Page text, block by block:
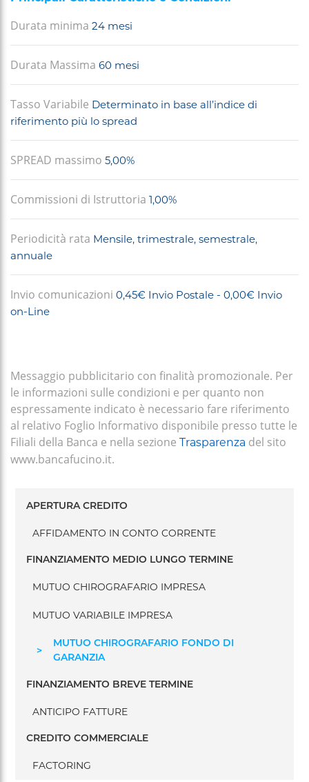
This
shortcut
screen
reader
help
you
navigate
with
the
content.
Durata minima 24 mesi
Durata Massima 60 mesi
Tasso Variabile Determinato in base all’indice di
riferimento più lo spread
SPREAD massimo 5,00%
Commissioni di Istruttoria 1,00%
Periodicità rata Mensile, trimestrale, semestrale,
annuale
Invio comunicazioni 0,45€ Invio Postale - 0,00€ Invio
on-Line
Messaggio pubblicitario con finalità promozionale. Per
le informazioni sulle condizioni e per quanto non
espressamente indicato è necessario fare riferimento
al relativo Foglio Informativo disponibile presso tutte le
Filiali della Banca e nella sezione Trasparenza del sito
www.bancafucino.it.
laterale
finanziamenti
APERTURA CREDITO
AFFIDAMENTO IN CONTO CORRENTE
FINANZIAMENTO MEDIO LUNGO TERMINE
MUTUO CHIROGRAFARIO IMPRESA
MUTUO VARIABILE IMPRESA
MUTUO CHIROGRAFARIO FONDO DI
GARANZIA
FINANZIAMENTO BREVE TERMINE
ANTICIPO FATTURE
CREDITO COMMERCIALE
FACTORING